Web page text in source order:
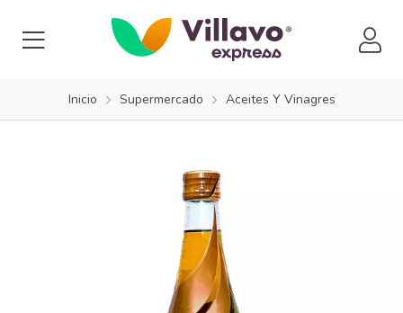
Inicio Supermercado Aceites Y Vinagres